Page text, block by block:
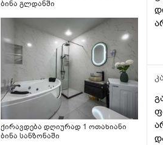
ბინა გლდანში
ქირავდება დღიურად 1 ოთახიანი
ბინა სანზონაში